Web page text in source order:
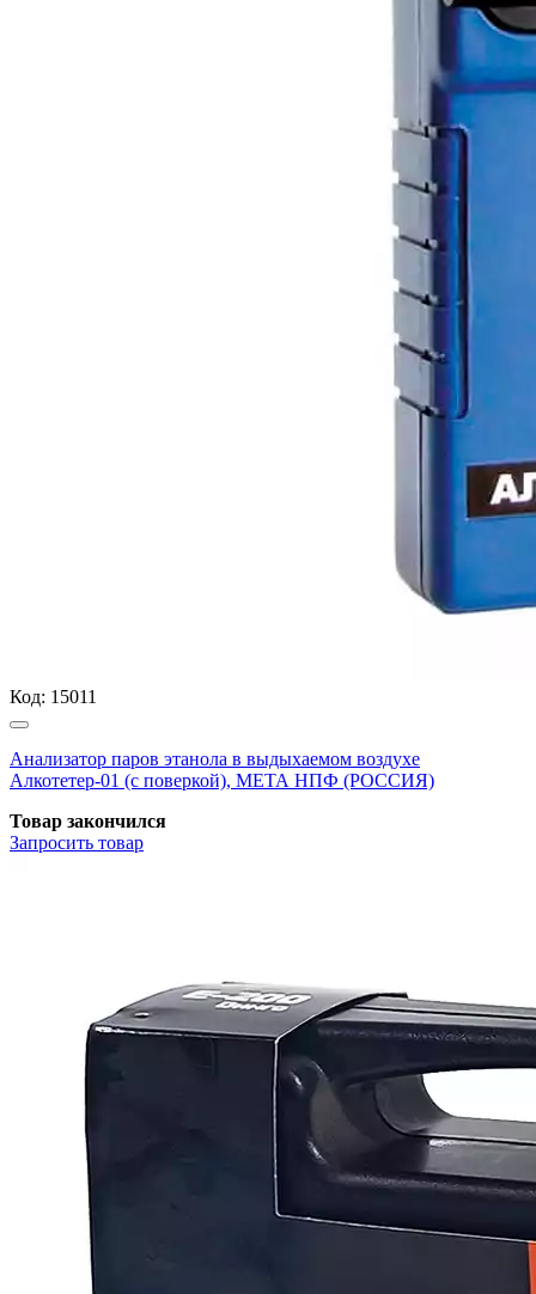
Код: 15011
Анализатор паров этанола в выдыхаемом воздухе
Алкотетер-01 (с поверкой), МЕТА НПФ (РОССИЯ)
Товар закончился
Запросить товар